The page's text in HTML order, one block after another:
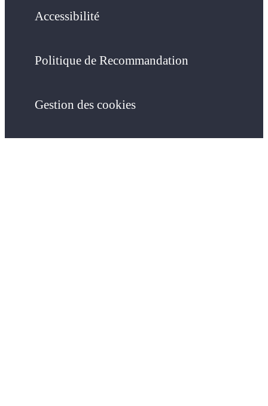
Accessibilité
Politique de Recommandation
Gestion des cookies